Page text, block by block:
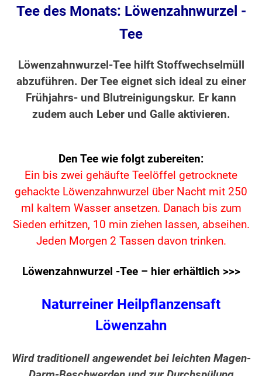
Tee des Monats: Löwenzahnwurzel -
Tee
Löwenzahnwurzel-Tee hilft Stoffwechselmüll
abzuführen. Der Tee eignet sich ideal zu einer
Frühjahrs- und Blutreinigungskur. Er kann
zudem auch Leber und Galle aktivieren.
Den Tee wie folgt zubereiten:
Ein bis zwei gehäufte Teelöffel getrocknete
gehackte Löwenzahnwurzel über Nacht mit 250
ml kaltem Wasser ansetzen. Danach bis zum
Sieden erhitzen, 10 min ziehen lassen, abseihen.
Jeden Morgen 2 Tassen davon trinken.
Löwenzahnwurzel -Tee – hier erhältlich >>>
Naturreiner Heilpflanzensaft
Löwenzahn
Wird traditionell angewendet bei leichten Magen-